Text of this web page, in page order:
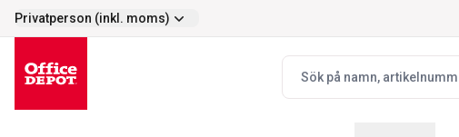
selector.vat
Privatperson (inkl. moms)
navbar.quicksearch.label